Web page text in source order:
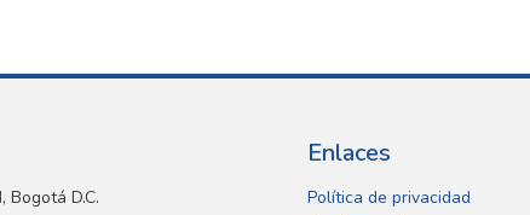
Bogotá D.C.
Enlaces
Política de privacidad